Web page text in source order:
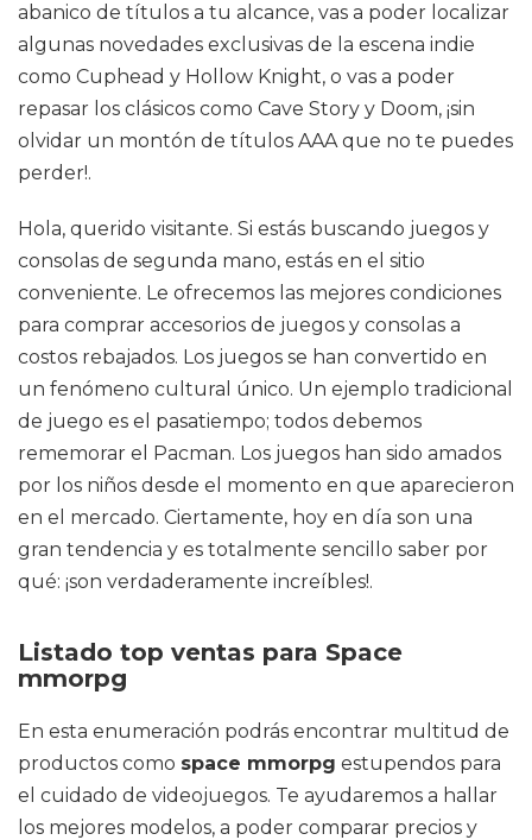
abanico de títulos a tu alcance, vas a poder localizar
algunas novedades exclusivas de la escena indie
como Cuphead y Hollow Knight, o vas a poder
repasar los clásicos como Cave Story y Doom, ¡sin
olvidar un montón de títulos AAA que no te puedes
perder!.
Hola, querido visitante. Si estás buscando juegos y
consolas de segunda mano, estás en el sitio
conveniente. Le ofrecemos las mejores condiciones
para comprar accesorios de juegos y consolas a
costos rebajados. Los juegos se han convertido en
un fenómeno cultural único. Un ejemplo tradicional
de juego es el pasatiempo; todos debemos
rememorar el Pacman. Los juegos han sido amados
por los niños desde el momento en que aparecieron
en el mercado. Ciertamente, hoy en día son una
gran tendencia y es totalmente sencillo saber por
qué: ¡son verdaderamente increíbles!.
Listado top ventas para Space
mmorpg
En esta enumeración podrás encontrar multitud de
productos como space mmorpg estupendos para
el cuidado de videojuegos. Te ayudaremos a hallar
los mejores modelos, a poder comparar precios y